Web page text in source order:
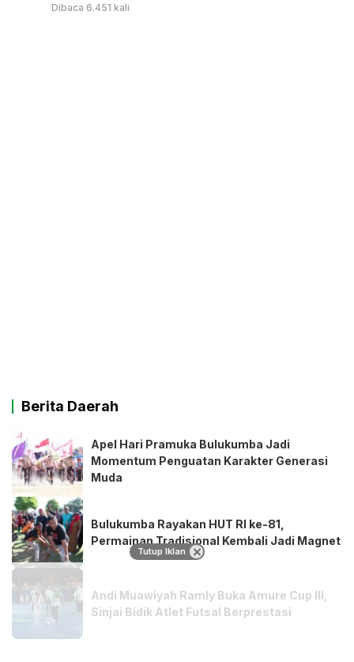
Dibaca 6.451 kali
Berita Daerah
Apel Hari Pramuka Bulukumba Jadi
Momentum Penguatan Karakter Generasi
Muda
Bulukumba Rayakan HUT RI ke-81,
Permainan Tradisional Kembali Jadi Magnet
Andi Muawiyah Ramly Buka Amure Cup III,
Sinjai Bidik Atlet Futsal Berprestasi
Tutup Iklan